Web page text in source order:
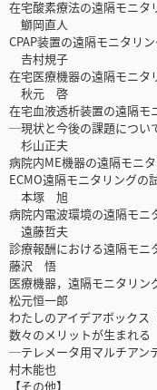
在宅酸素療法の遠隔モニタ
鰤岡直人
CPAP装置の遠隔モニタリ
𠮷村規子
在宅医療機器の遠隔モニタ
秋元 啓
在宅血液透析装置の遠隔モ
─現状と今後の課題につ
杉山正夫
病院内ME機器の遠隔モニ
ECMO遠隔モニタリングの
本塚 旭
病院内電波環境の遠隔モニ
遠藤哲夫
診療報酬における遠隔モニ
藤沢 悟
医療機器，遠隔モニタリン
松元恒一郎
わたしのアイデアボックス
数々のメリットが生まれる
─テレメータ用マルチアン
村木能也
【その他】